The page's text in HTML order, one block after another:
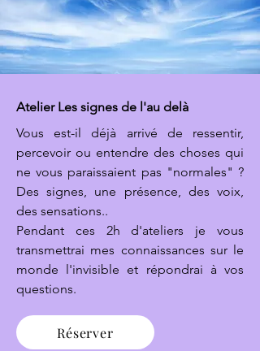
Atelier Les signes de l'au delà
Vous est-il déjà arrivé de ressentir,
percevoir ou entendre des choses qui
ne vous paraissaient pas "normales" ?
Des signes, une présence, des voix,
des sensations..
Pendant ces 2h d'ateliers je vous
transmettrai mes connaissances sur le
monde l'invisible et répondrai à vos
questions.
Réserver